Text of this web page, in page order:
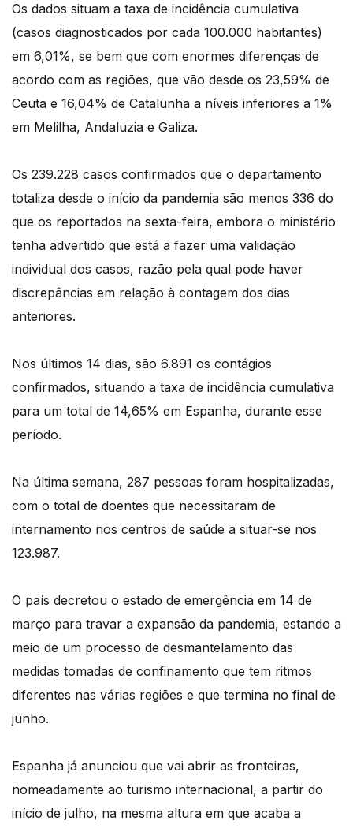
Os dados situam a taxa de incidência cumulativa
(casos diagnosticados por cada 100.000 habitantes)
em 6,01%, se bem que com enormes diferenças de
acordo com as regiões, que vão desde os 23,59% de
Ceuta e 16,04% de Catalunha a níveis inferiores a 1%
em Melilha, Andaluzia e Galiza.
Os 239.228 casos confirmados que o departamento
totaliza desde o início da pandemia são menos 336 do
que os reportados na sexta-feira, embora o ministério
tenha advertido que está a fazer uma validação
individual dos casos, razão pela qual pode haver
discrepâncias em relação à contagem dos dias
anteriores.
Nos últimos 14 dias, são 6.891 os contágios
confirmados, situando a taxa de incidência cumulativa
para um total de 14,65% em Espanha, durante esse
período.
Na última semana, 287 pessoas foram hospitalizadas,
com o total de doentes que necessitaram de
internamento nos centros de saúde a situar-se nos
123.987.
O país decretou o estado de emergência em 14 de
março para travar a expansão da pandemia, estando a
meio de um processo de desmantelamento das
medidas tomadas de confinamento que tem ritmos
diferentes nas várias regiões e que termina no final de
junho.
Espanha já anunciou que vai abrir as fronteiras,
nomeadamente ao turismo internacional, a partir do
início de julho, na mesma altura em que acaba a